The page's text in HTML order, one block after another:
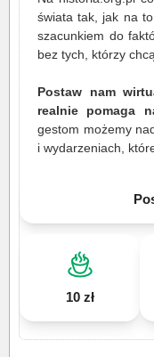
świata tak, jak na
szacunkiem do
bez tych, którzy
Postaw nam
realnie pomaga
gestom możemy
i wydarzeniach,
10 zł